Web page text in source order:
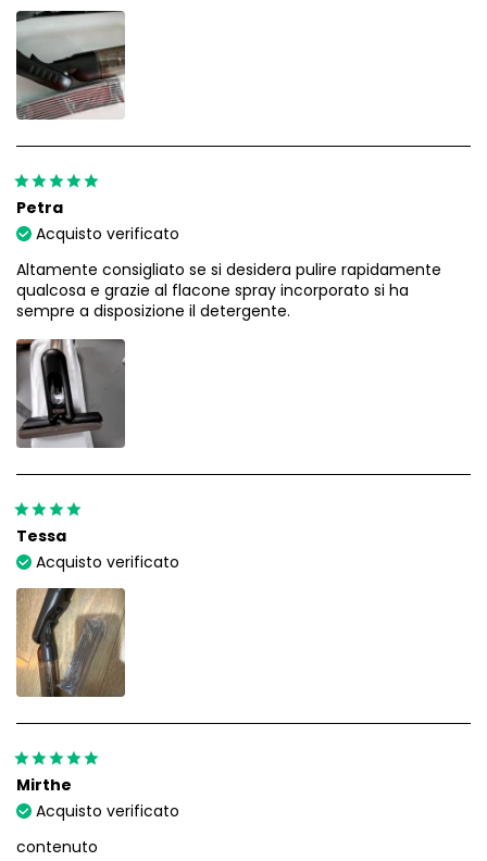
Petra
Acquisto verificato
Altamente consigliato se si desidera pulire rapidamente
qualcosa e grazie al flacone spray incorporato si ha
sempre a disposizione il detergente.
Tessa
Acquisto verificato
Mirthe
Acquisto verificato
contenuto